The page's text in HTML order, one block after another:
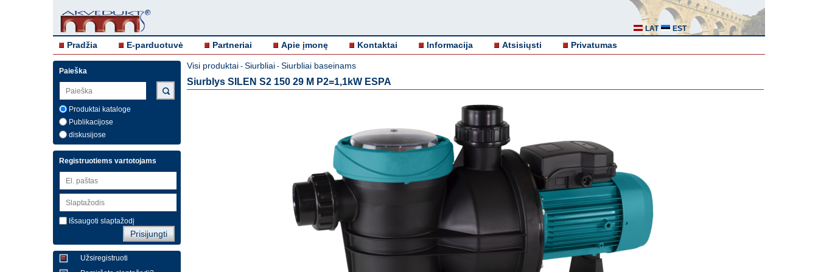
LAT EST
Pradžia E-parduotuvė Partneriai Apie įmonę Kontaktai Informacija Atsisiųsti Privatumas
Paieška
Produktai kataloge
Publikacijose
diskusijose
Registruotiems vartotojams
Išsaugoti slaptažodį
Užsiregistruoti
Visi produktai - Siurbliai - Siurbliai baseinams
Siurblys SILEN S2 150 29 M P2=1,1kW ESPA